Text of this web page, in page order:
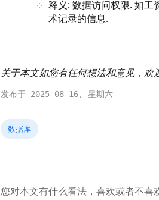
释义: 数据访问权限. 如工
术记录的信息.
关于本文如您有任何想法和意见，欢
发布于 2025-08-16, 星期六
数据库
您对本文有什么看法，喜欢或者不喜